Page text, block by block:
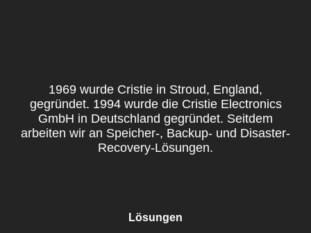
1969 wurde Cristie in Stroud, England,
gegründet. 1994 wurde die Cristie Electronics
GmbH in Deutschland gegründet. Seitdem
arbeiten wir an Speicher-, Backup- und Disaster-
Recovery-Lösungen.
Lösungen